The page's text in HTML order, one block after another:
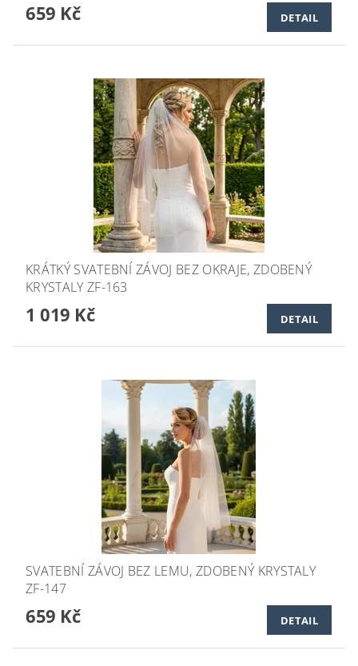
659 Kč DETAIL
KRÁTKÝ SVATEBNÍ ZÁVOJ BEZ OKRAJE, ZDOBENÝ
KRYSTALY ZF-163
1 019 Kč DETAIL
SVATEBNÍ ZÁVOJ BEZ LEMU, ZDOBENÝ KRYSTALY
ZF-147
659 Kč DETAIL